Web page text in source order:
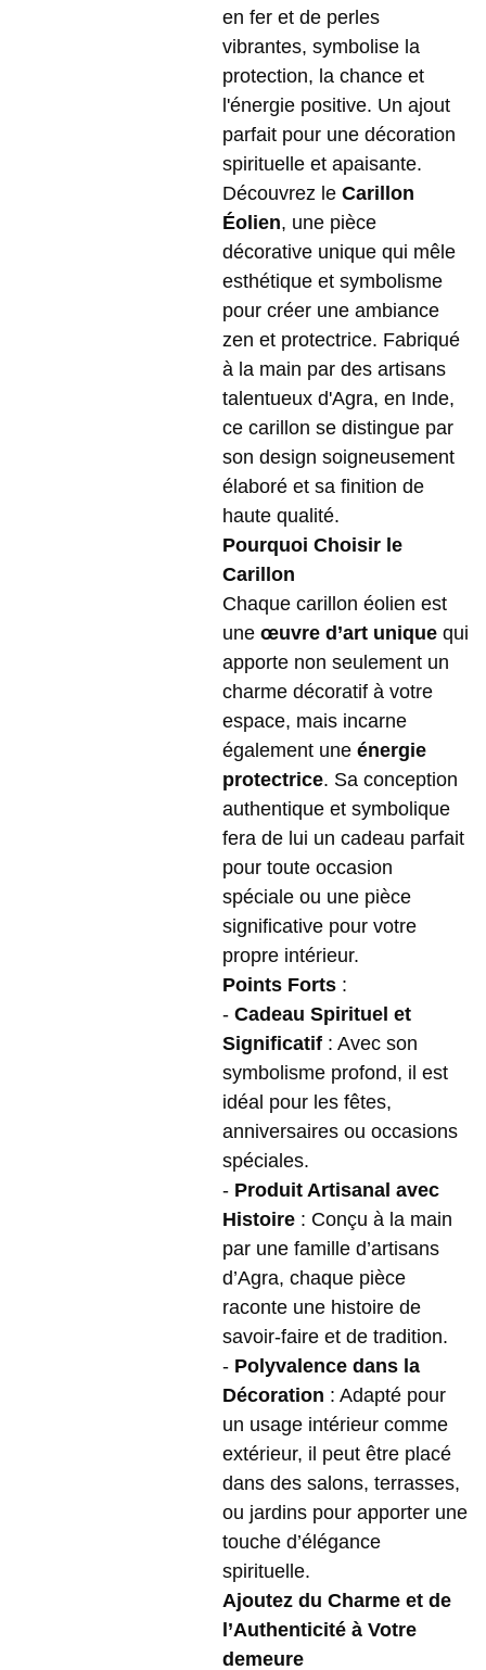
en fer et de perles
vibrantes, symbolise la
protection, la chance et
l'énergie positive. Un ajout
parfait pour une décoration
spirituelle et apaisante.
Découvrez le Carillon
Éolien, une pièce
décorative unique qui mêle
esthétique et symbolisme
pour créer une ambiance
zen et protectrice. Fabriqué
à la main par des artisans
talentueux d'Agra, en Inde,
ce carillon se distingue par
son design soigneusement
élaboré et sa finition de
haute qualité.
Pourquoi Choisir le
Carillon
Chaque carillon éolien est
une œuvre d’art unique qui
apporte non seulement un
charme décoratif à votre
espace, mais incarne
également une énergie
protectrice. Sa conception
authentique et symbolique
fera de lui un cadeau parfait
pour toute occasion
spéciale ou une pièce
significative pour votre
propre intérieur.
Points Forts :
- Cadeau Spirituel et
Significatif : Avec son
symbolisme profond, il est
idéal pour les fêtes,
anniversaires ou occasions
spéciales.
- Produit Artisanal avec
Histoire : Conçu à la main
par une famille d’artisans
d’Agra, chaque pièce
raconte une histoire de
savoir-faire et de tradition.
- Polyvalence dans la
Décoration : Adapté pour
un usage intérieur comme
extérieur, il peut être placé
dans des salons, terrasses,
ou jardins pour apporter une
touche d’élégance
spirituelle.
Ajoutez du Charme et de
l’Authenticité à Votre
demeure